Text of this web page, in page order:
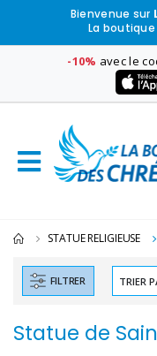
Bienvenue sur
La
-10% avec le
STATUE RELIGIEUSE
FILTRER
Statue de